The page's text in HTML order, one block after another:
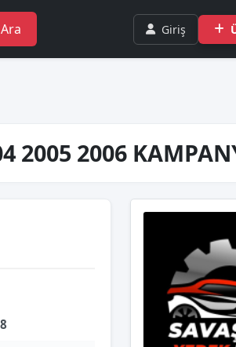
Ara Giriş
2005 2006